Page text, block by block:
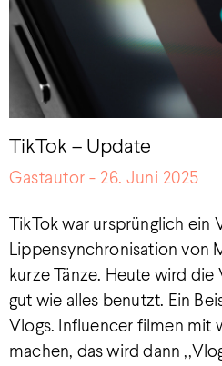
TikTok – Update
Gastautor 26. Juni 2025
TikTok war ursprünglich ein
Lippensynchronisation von
kurze Tänze. Heute wird
gut wie alles benutzt. Ein
Vlogs. Influencer filmen mit
machen, das wird dann